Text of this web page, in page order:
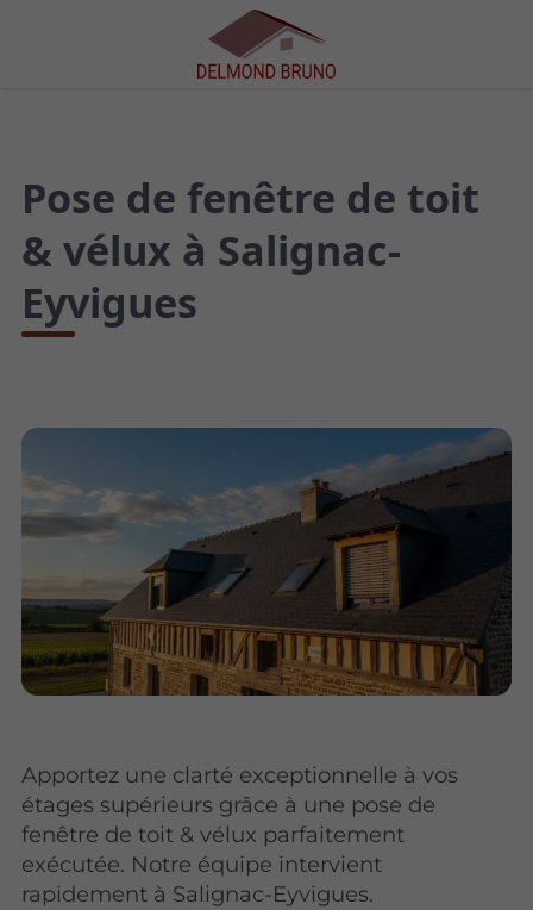
Pose de fenêtre de toit
& vélux à Salignac-
Eyvigues
Apportez une clarté exceptionnelle à vos
étages supérieurs grâce à une pose de
fenêtre de toit & vélux parfaitement
exécutée. Notre équipe intervient
rapidement à Salignac-Eyvigues.